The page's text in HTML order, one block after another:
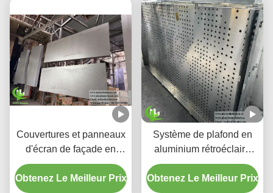
Couvertures et panneaux
d'écran de façade en
aluminium perforé à
dégradé personnalisé
Obtenez Le Meilleur Prix
Système de plafond en
aluminium rétroéclairé
perforé personnalisé avec
boîtier LED intégré et
Obtenez Le Meilleur Prix